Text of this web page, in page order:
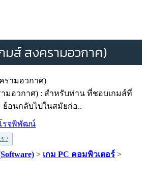
มส์ สงครามอวกาศ)
รามอวกาศ) : สำหรับท่าน ที่ชอบเกมส์ที่
ย้อนกลับไปในสมัยก่อ..
รจพิพัฒน์
?
> เกม PC คอมพิวเตอร์ >